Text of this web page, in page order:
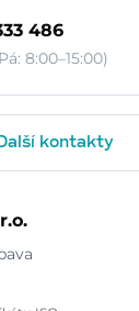
486
8:00–15:00)
Další kontakty